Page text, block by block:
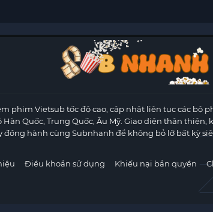
phim Vietsub tốc độ cao, cập nhật liên tục các
Quốc, Trung Quốc, Âu Mỹ. Giao diện thân
đồng hành cùng Subnhanh để không bỏ lỡ bất kỳ
Điều khoản sử dụng Khiếu nại bản quyền